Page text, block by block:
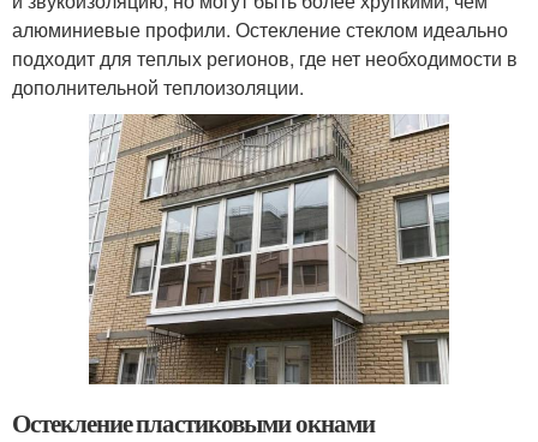
алюминиевые профили. Остекление стеклом идеально
подходит для теплых регионов, где нет необходимости в
дополнительной теплоизоляции.
Остекление пластиковыми окнами